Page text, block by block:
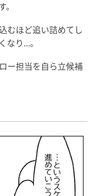
むほど追い詰めてし
なり…。
ー担当を自ら立候補